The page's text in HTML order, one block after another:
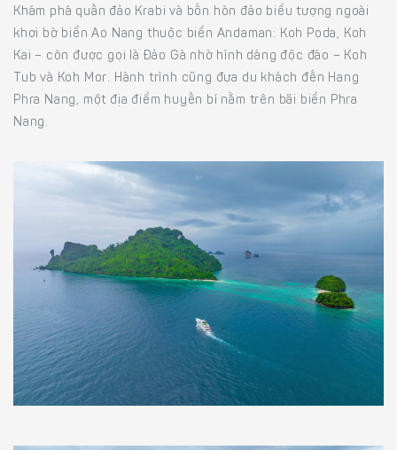
Khám phá quần đảo Krabi và bốn hòn đảo biểu tượng ngoài
khơi bờ biển Ao Nang thuộc biển Andaman: Koh Poda, Koh
Kai – còn được gọi là Đảo Gà nhờ hình dáng độc đáo – Koh
Tub và Koh Mor. Hành trình cũng đưa du khách đến Hang
Phra Nang, một địa điểm huyền bí nằm trên bãi biển Phra
Nang.